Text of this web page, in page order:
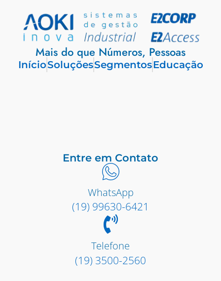
Mais do que Números, Pessoas
InícioSoluçõesSegmentosEducação
Entre em Contato
WhatsApp
(19) 99630-6421
Telefone
(19) 3500-2560